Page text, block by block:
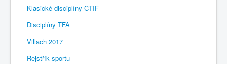
Klasické disciplíny CTIF
Disciplíny TFA
Villach 2017
Rejstřík sportu